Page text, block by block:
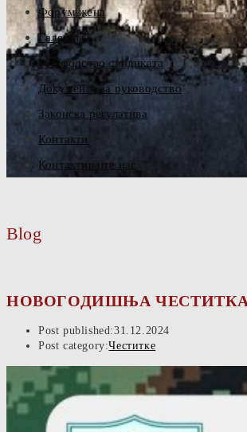
Форум жена
Галерија
Руководство синдиката
Документа за руководство
Законска регулатива
Контакти
Контактирајте нас
Blog
НОВОГОДИШЊА
Post published:31.12.2024
Post category:Честитке